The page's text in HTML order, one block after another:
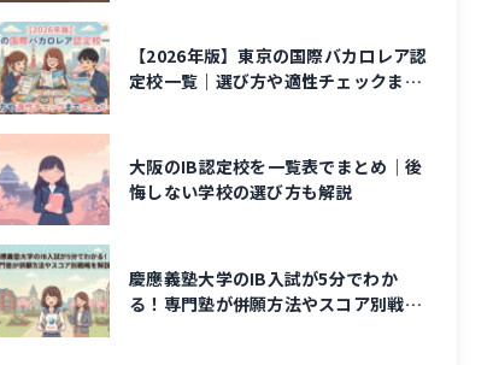
【2026年版】東京の国際バカロレア認
定校一覧｜選び方や適性チェックまで
大阪のIB認定校を一覧表でまとめ｜後
悔しない学校の選び方も解説
慶應義塾大学のIB入試が5分でわか
る！専門塾が併願方法やスコア別戦略